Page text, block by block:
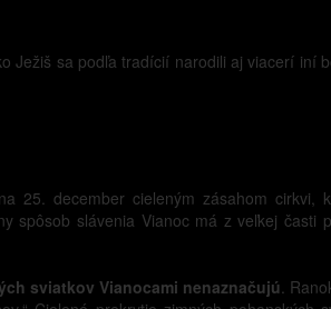
Ježiš sa podľa tradícií narodili aj viacerí iní
25. december cieleným zásahom cirkvi,
spôsob slávenia Vianoc má z veľkej časti
sviatkov Vianocami nenaznačujú.